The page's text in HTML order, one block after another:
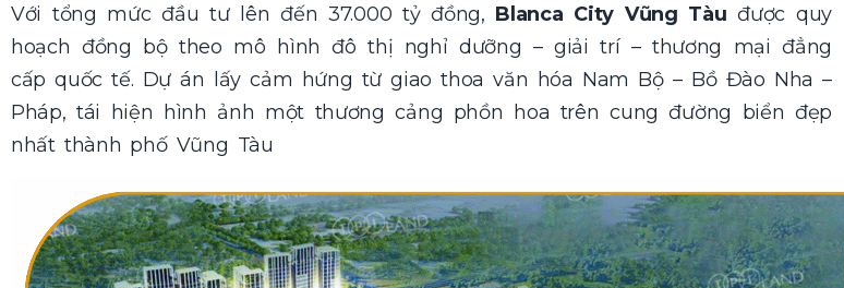
Với tổng mức đầu tư lên đến 37.000 tỷ đồng, Blanca City Vũng Tàu được quy
hoạch đồng bộ theo mô hình đô thị nghỉ dưỡng – giải trí – thương mại đẳng
cấp quốc tế. Dự án lấy cảm hứng từ giao thoa văn hóa Nam Bộ – Bồ Đào Nha –
Pháp, tái hiện hình ảnh một thương cảng phồn hoa trên cung đường biển đẹp
nhất thành phố Vũng Tàu